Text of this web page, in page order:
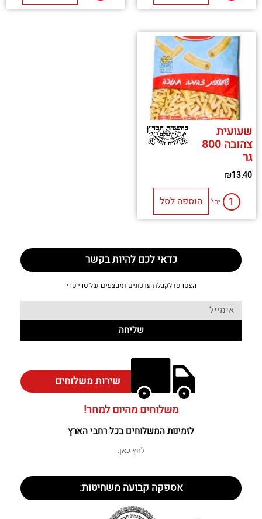
שעועית
צהובה 800
גר
₪13.40
יחי' הוספה לסל
כדאי לכם להיות בקשר
הצטרפו לקבלת עדכונים ומבצעים של טרי טרי
שליחה
שירות משלוחים
משלוחים מהיום למחר!
לזמינות המשלוחים בכל רחבי הארץ
לחץ כאן:
אספקה קבועה משחיטות: